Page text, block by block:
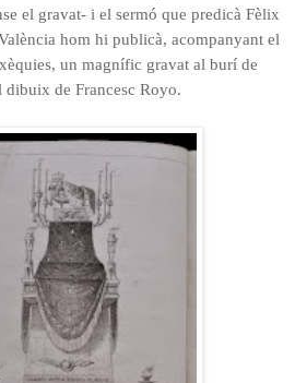
el gravat- i el sermó que predicà Fèlix
hom hi publicà, acompanyant el
un magnífic gravat al burí de
de Francesc Royo.